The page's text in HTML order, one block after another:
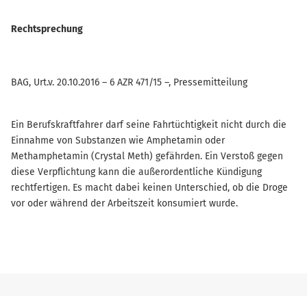
Rechtsprechung
BAG, Urt.v. 20.10.2016 – 6 AZR 471/15 –, Pressemitteilung
Ein Berufskraftfahrer darf seine Fahrtüchtigkeit nicht durch die
Einnahme von Substanzen wie Amphetamin oder
Methamphetamin (Crystal Meth) gefährden. Ein Verstoß gegen
diese Verpflichtung kann die außerordentliche Kündigung
rechtfertigen. Es macht dabei keinen Unterschied, ob die Droge
vor oder während der Arbeitszeit konsumiert wurde.